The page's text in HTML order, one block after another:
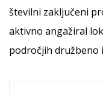
številni zaključeni
aktivno angažiral
področjih družbeno